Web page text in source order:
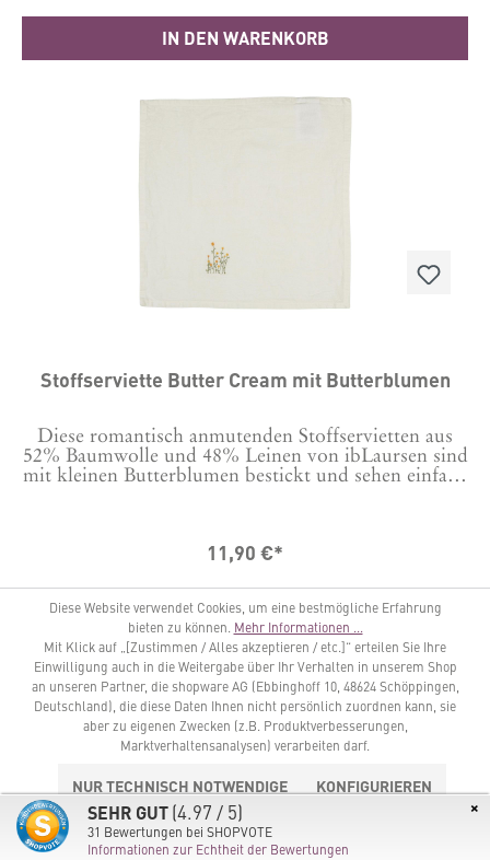
IN DEN WARENKORB
Stoffserviette Butter Cream mit Butterblumen
Diese romantisch anmutenden Stoffservietten aus
52% Baumwolle und 48% Leinen von ibLaursen sind
mit kleinen Butterblumen bestickt und sehen einfach
auch noch mit Margeriten oder blauen Kornblumen
eine andere Blume geben? Maße: 40 x 40 cm
11,90 €*
IN DEN WARENKORB
Diese Website verwendet Cookies, um eine bestmögliche Erfahrung
bieten zu können. Mehr Informationen ...
Mit Klick auf „[Zustimmen / Alles akzeptieren / etc.]“ erteilen Sie Ihre
Einwilligung auch in die Weitergabe über Ihr Verhalten in unserem Shop
an unseren Partner, die shopware AG (Ebbinghoff 10, 48624 Schöppingen,
Deutschland), die diese Daten Ihnen nicht persönlich zuordnen kann, sie
aber zu eigenen Zwecken (z.B. Produktverbesserungen,
Marktverhaltensanalysen) verarbeiten darf.
NUR TECHNISCH NOTWENDIGE
KONFIGURIEREN
ALLE COOKIES AKZEPTIEREN
×
SEHR GUT(4.97 / 5)
31 Bewertungen bei SHOPVOTE
Informationen zur Echtheit der Bewertungen